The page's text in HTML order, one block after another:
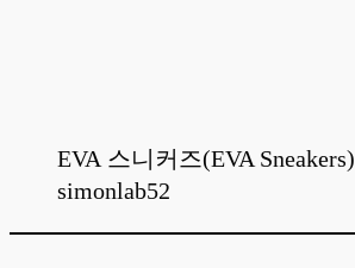
EVA 스니커즈(EVA Sneakers)
simonlab52